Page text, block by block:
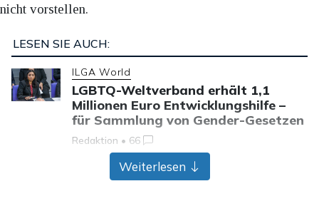
nicht vorstellen.
LESEN SIE AUCH:
ILGA World
LGBTQ-Weltverband erhält 1,1
Millionen Euro Entwicklungshilfe –
für Sammlung von Gender-Gesetzen
Redaktion • 66
Nordrhein-Westfalen
Weiterlesen